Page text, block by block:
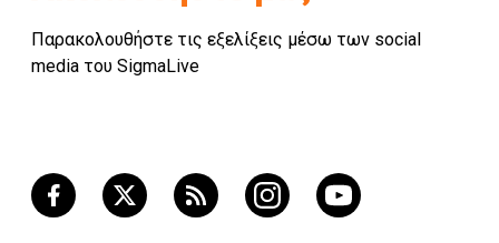
Παρακολουθήστε τις εξελίξεις μέσω των social
media του SigmaLive